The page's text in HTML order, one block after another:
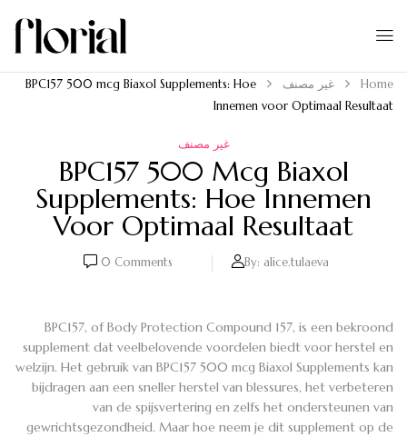
Home غير مصنف
BPC157 500 mcg Biaxol Supplements: Hoe
Innemen voor Optimaal Resultaat
غير مصنف
BPC157 500 Mcg Biaxol
Supplements: Hoe Innemen
Voor Optimaal Resultaat
By: alice.tulaeva
0 Comments
BPC157, of Body Protection Compound 157, is een bekroond
supplement dat veelbelovende voordelen biedt voor herstel en
welzijn. Het gebruik van BPC157 500 mcg Biaxol Supplements kan
bijdragen aan een sneller herstel van blessures, het verbeteren
van de spijsvertering en zelfs het ondersteunen van
gewrichtsgezondheid. Maar hoe neem je dit supplement op de